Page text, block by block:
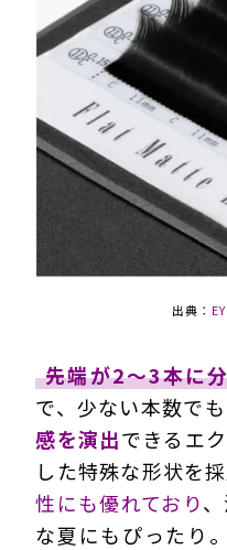
出典：
先端が2～3本に
で、少ない本数でも
感を演出できるエ
した特殊な形状を
性にも優れており
な夏にもぴったり